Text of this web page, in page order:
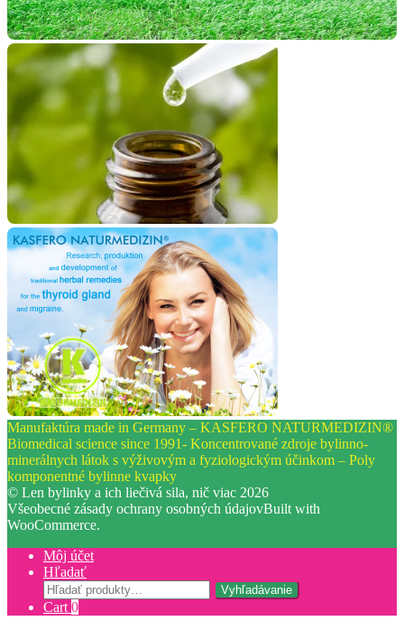
Manufaktúra made in Germany – KASFERO NATURMEDIZIN®
Biomedical science since 1991- Koncentrované zdroje bylinno-
minerálnych látok s výživovým a fyziologickým účinkom – Poly
komponentné bylinne kvapky
© Len bylinky a ich liečivá sila, nič viac 2026
Všeobecné zásady ochrany osobných údajovBuilt with
WooCommerce.
Môj účet
Hľadať
Hľadať:
Vyhľadávanie
Cart 0